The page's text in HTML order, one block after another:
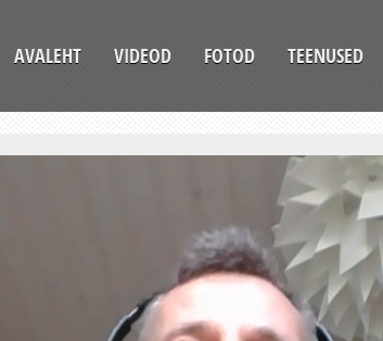
AVALEHT VIDEOD FOTOD TEENUSED